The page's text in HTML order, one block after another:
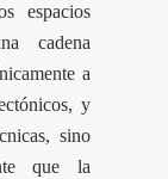
espacios
cadena
a
y
sino
que la